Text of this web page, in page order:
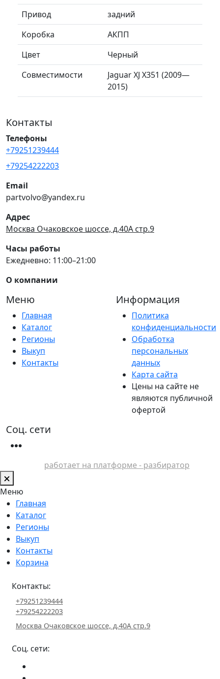
Привод
задний
Коробка
АКПП
Цвет
Черный
Совместимости
Jaguar XJ X351 (2009—
2015)
Контакты
Телефоны
+79251239444
+79254222203
Email
partvolvo@yandex.ru
Адрес
Москва Очаковское шоссе, д.40А стр.9
Часы работы
Ежедневно: 11:00–21:00
О компании
Меню
Главная
Каталог
Регионы
Выкуп
Контакты
Информация
Политика
конфиденциальности
Обработка
персональных
данных
Карта сайта
Цены на сайте не
являются публичной
офертой
Соц. сети
работает на платформе - разбиратор
Меню
Главная
Каталог
Регионы
Выкуп
Контакты
Корзина
Контакты:
+79251239444
+79254222203
Москва Очаковское шоссе, д.40А стр.9
Соц. сети: